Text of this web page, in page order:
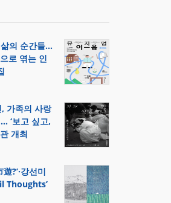
의 순간들…
로 엮는 인
가족의 사랑
‘보고 싶고,
개최
?’·강선미
Thoughts’